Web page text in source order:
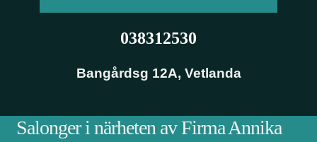
038312530
Bangårdsg 12A, Vetlanda
Salonger i närheten av Firma Annika